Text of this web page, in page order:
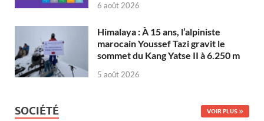
6 août 2026
Himalaya : À 15 ans, l’alpiniste
marocain Youssef Tazi gravit le
sommet du Kang Yatse II à 6.250 m
5 août 2026
SOCIÉTÉ VOIR PLUS